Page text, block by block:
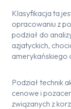
Klasyfikacja ta
opracowaniu z
podział do
azjatyckich,
amerykańskiego
Podział technik
cenowe i
związanych z